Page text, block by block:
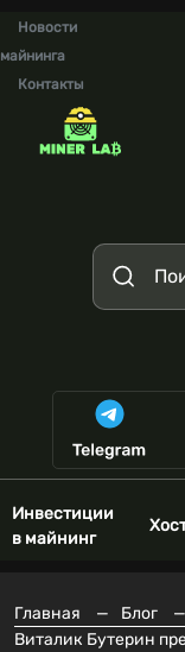
Новости
майнинга
Контакты
Инвестиции
в майнинг
Главная — Блог
—
Виталик Бутерин